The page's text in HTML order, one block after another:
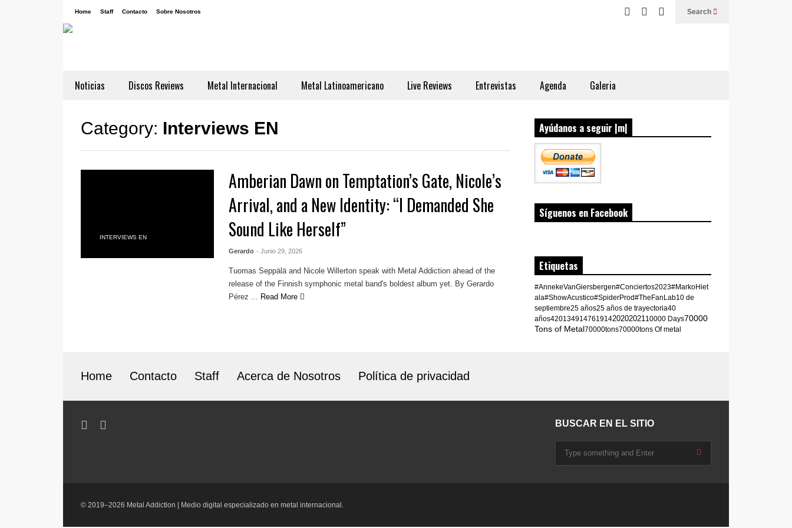
Home Staff Contacto Sobre Nosotros Search
Noticias Discos Reviews Metal Internacional Metal Latinoamericano Live Reviews Entrevistas Agenda Galeria
Category: Interviews EN
INTERVIEWS EN
Amberian Dawn on Temptation’s Gate, Nicole’s
Arrival, and a New Identity: “I Demanded She
Sound Like Herself”
Gerardo - Junio 29, 2026
Tuomas Seppälä and Nicole Willerton speak with Metal Addiction ahead of the
release of the Finnish symphonic metal band's boldest album yet. By Gerardo
Pérez ...
Read More
Ayúdanos a seguir |m|
Síguenos en Facebook
Etiquetas
#AnnekeVanGiersbergen#Conciertos2023#MarkoHiet
ala#ShowAcustico#SpiderProd#TheFanLab10 de
septiembre25 años25 años de trayectoria40
años42013491476191420202021 10000 Days70000
Tons of Metal70000tons70000tons Of metal
Home Contacto Staff Acerca de Nosotros Política de privacidad
BUSCAR EN EL SITIO
© 2019–2026 Metal Addiction | Medio digital especializado en metal internacional.